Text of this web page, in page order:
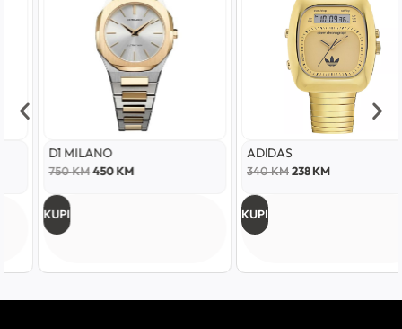
D1 MILANO
KM450KM
ADIDAS
KM238KM